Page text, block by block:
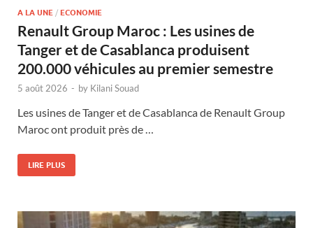
A LA UNE / ECONOMIE
Renault Group Maroc : Les usines de
Tanger et de Casablanca produisent
200.000 véhicules au premier semestre
5 août 2026 - by Kilani Souad
Les usines de Tanger et de Casablanca de Renault Group
Maroc ont produit près de …
LIRE PLUS